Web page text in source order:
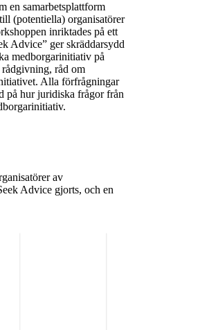
en samarbetsplattform
(potentiella) organisatörer
inriktades på ett
Advice” ger skräddarsydd
medborgarinitiativ på
råd om
Alla förfrågningar
på hur juridiska frågor från
av
Advice gjorts, och en